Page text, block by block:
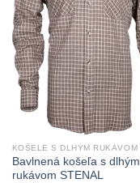
KOŠELE S DLHÝM RUKÁVOM
Bavlnená košeľa s dlhým
rukávom STENAL